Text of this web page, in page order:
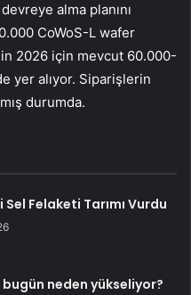
alma planını
CoWoS-L wafer
2026 için mevcut 60.000-
yer alıyor. Siparişlerin
durumda.
Felaketi Tarımı Vurdu
neden yükseliyor?